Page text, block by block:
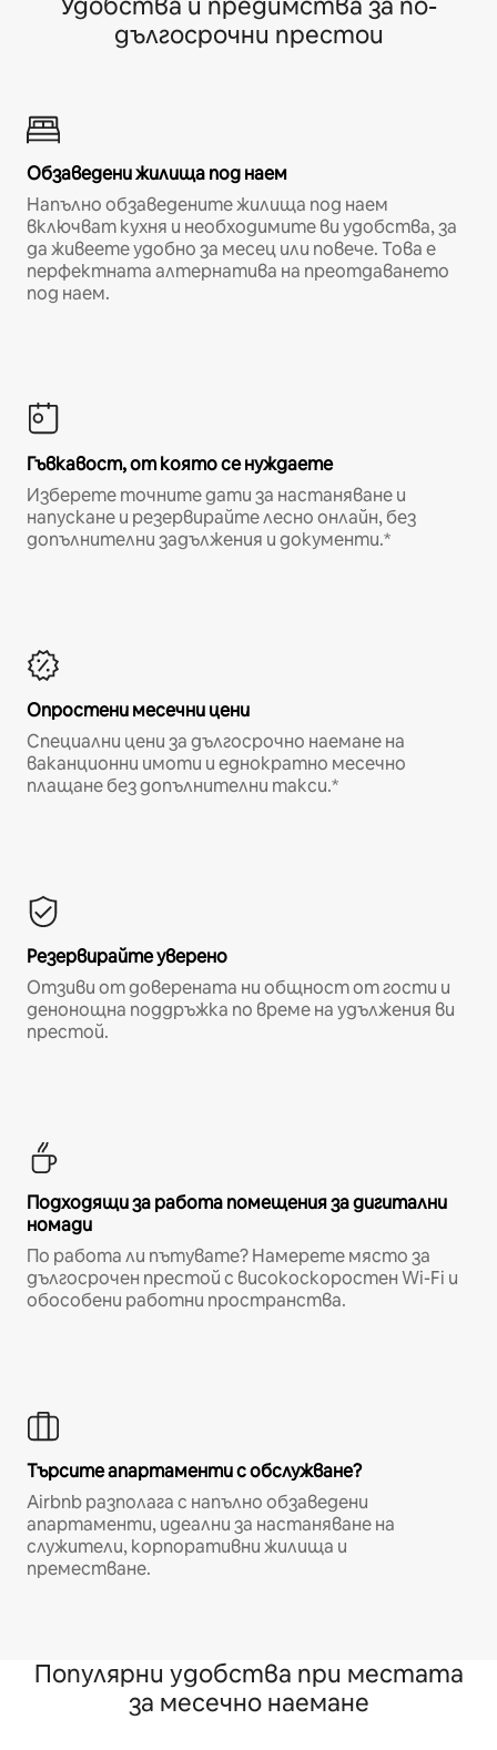
дългосрочни престои
Обзаведени жилища под наем
Напълно обзаведените жилища под наем
включват кухня и необходимите ви удобства, за
да живеете удобно за месец или повече. Това е
перфектната алтернатива на преотдаването
под наем.
Гъвкавост, от която се нуждаете
Изберете точните дати за настаняване и
напускане и резервирайте лесно онлайн, без
допълнителни задължения и документи.*
Опростени месечни цени
Специални цени за дългосрочно наемане на
ваканционни имоти и еднократно месечно
плащане без допълнителни такси.*
Резервирайте уверено
Отзиви от доверената ни общност от гости и
денонощна поддръжка по време на удължения ви
престой.
Подходящи за работа помещения за дигитални
номади
По работа ли пътувате? Намерете място за
дългосрочен престой с високоскоростен Wi-Fi и
обособени работни пространства.
Търсите апартаменти с обслужване?
Airbnb разполага с напълно обзаведени
апартаменти, идеални за настаняване на
служители, корпоративни жилища и
преместване.
Популярни удобства при местата
за месечно наемане